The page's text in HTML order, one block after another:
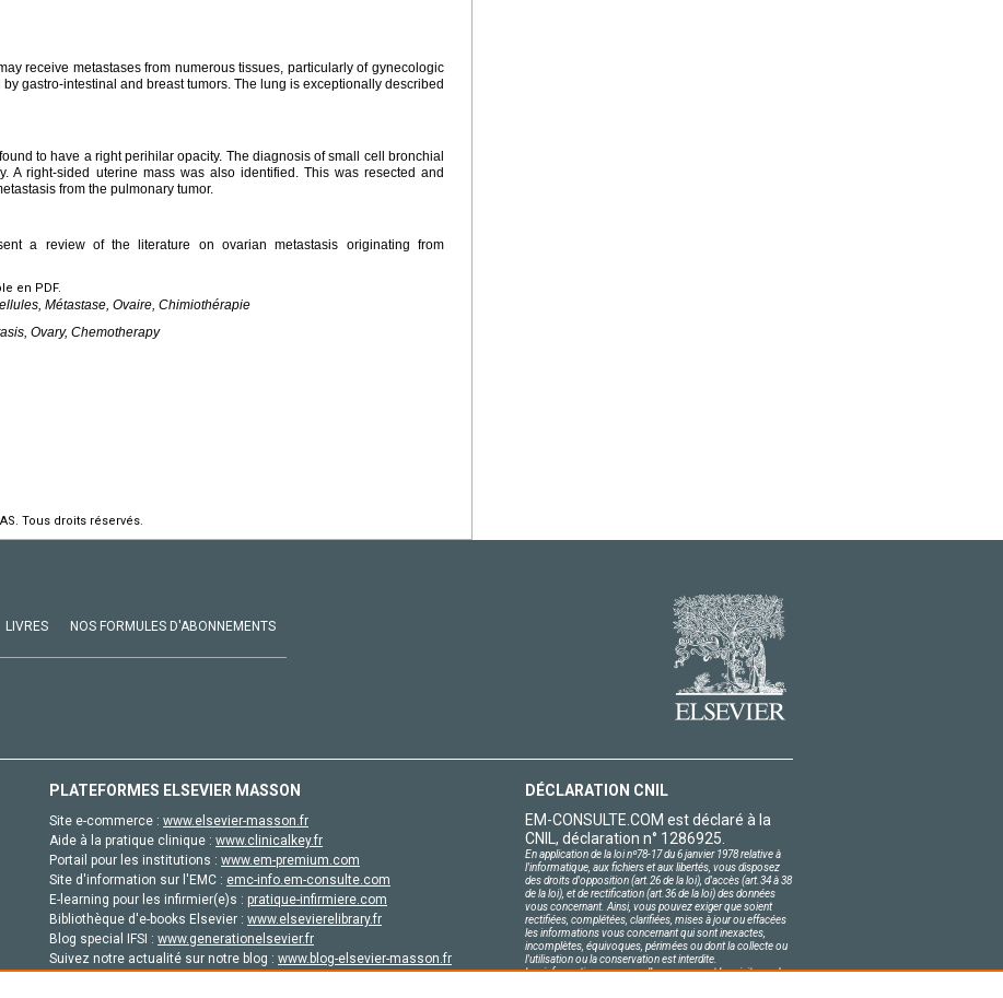
receive metastases from numerous tissues, particularly of gynecologic
gastro-intestinal and breast tumors. The lung is exceptionally described
to have a right perihilar opacity. The diagnosis of small cell bronchial
A right-sided uterine mass was also identified. This was resected and
from the pulmonary tumor.
a review of the literature on ovarian metastasis originating from
en PDF.
Métastase, Ovaire, Chimiothérapie
Ovary, Chemotherapy
Tous droits réservés.
LIVRES NOS FORMULES D'ABONNEMENTS
PLATEFORMES ELSEVIER MASSON
Site e-commerce : www.elsevier-masson.fr
Aide à la pratique clinique : www.clinicalkey.fr
Portail pour les institutions : www.em-premium.com
Site d'information sur l'EMC : emc-info.em-consulte.com
E-learning pour les infirmier(e)s : pratique-infirmiere.com
Bibliothèque d'e-books Elsevier : www.elsevierelibrary.fr
Blog special IFSI : www.generationelsevier.fr
Suivez notre actualité sur notre blog : www.blog-elsevier-masson.fr
DÉCLARATION CNIL
EM-CONSULTE.COM est déclaré à la
CNIL, déclaration n° 1286925.
En application de la loi nº78-17 du 6 janvier 1978 relative à
l'informatique, aux fichiers et aux libertés, vous disposez
des droits d'opposition (art.26 de la loi), d'accès (art.34 à 38
de la loi), et de rectification (art.36 de la loi) des données
vous concernant. Ainsi, vous pouvez exiger que soient
rectifiées, complétées, clarifiées, mises à jour ou effacées
les informations vous concernant qui sont inexactes,
incomplètes, équivoques, périmées ou dont la collecte ou
l'utilisation ou la conservation est interdite.
Les informations personnelles concernant les visiteurs de